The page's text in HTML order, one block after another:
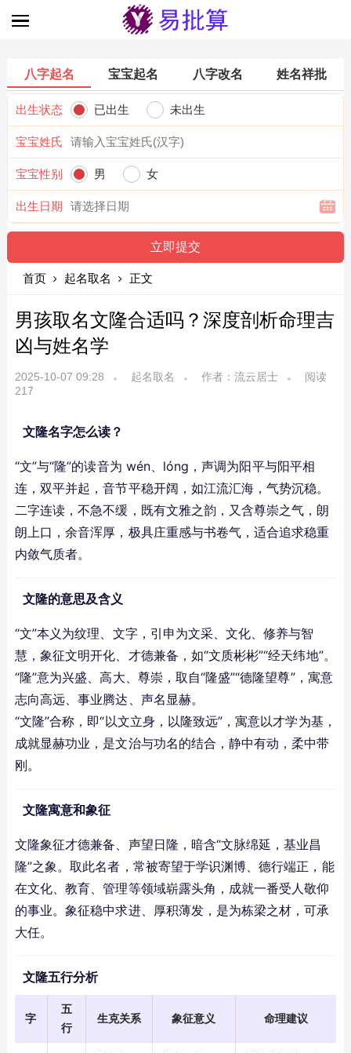
八字起名 宝宝起名 八字改名 姓名祥批
出生状态 已出生 未出生
宝宝姓氏
宝宝性别 男 女
出生日期
首页 起名取名 正文
男孩取名文隆合适吗？深度剖析命理吉
凶与姓名学
2025-10-07 09:28 起名取名 作者：流云居士
阅读
217
文隆名字怎么读？
“文”与“隆”的读音为 wén、lóng，声调为阳平与阳平相
连，双平并起，音节平稳开阔，如江流汇海，气势沉稳。
二字连读，不急不缓，既有文雅之韵，又含尊崇之气，朗
朗上口，余音浑厚，极具庄重感与书卷气，适合追求稳重
内敛气质者。
文隆的意思及含义
“文”本义为纹理、文字，引申为文采、文化、修养与智
慧，象征文明开化、才德兼备，如“文质彬彬”“经天纬地”。
“隆”意为兴盛、高大、尊崇，取自“隆盛”“德隆望尊”，寓意
志向高远、事业腾达、声名显赫。
“文隆”合称，即“以文立身，以隆致远”，寓意以才学为基，
成就显赫功业，是文治与功名的结合，静中有动，柔中带
刚。
文隆寓意和象征
文隆象征才德兼备、声望日隆，暗含“文脉绵延，基业昌
隆”之象。取此名者，常被寄望于学识渊博、德行端正，能
在文化、教育、管理等领域崭露头角，成就一番受人敬仰
的事业。象征稳中求进、厚积薄发，是为栋梁之材，可承
大任。
文隆五行分析
字
五
行
生克关系 象征意义 命理建议